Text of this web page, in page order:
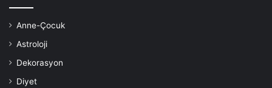
Anne-Çocuk
Astroloji
Dekorasyon
Diyet